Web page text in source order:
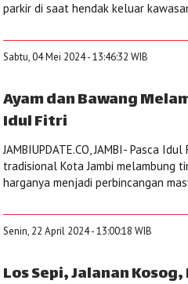
parkir di saat hendak keluar
Sabtu, 04 Mei 2024 - 13:46:32 WIB
Ayam dan Bawang
Idul Fitri
JAMBIUPDATE.CO, JAMBI- Pasca
tradisional Kota Jambi melambung
harganya menjadi perbincangan
Senin, 22 April 2024 - 13:00:18 WIB
Los Sepi, Jalanan